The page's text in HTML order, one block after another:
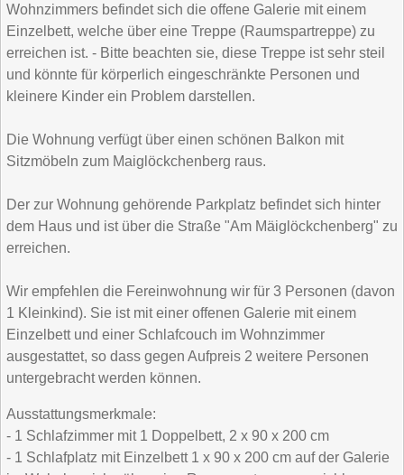
Wohnzimmers befindet sich die offene Galerie mit einem
Einzelbett, welche über eine Treppe (Raumspartreppe) zu
erreichen ist. - Bitte beachten sie, diese Treppe ist sehr steil
und könnte für körperlich eingeschränkte Personen und
kleinere Kinder ein Problem darstellen.
Die Wohnung verfügt über einen schönen Balkon mit
Sitzmöbeln zum Maiglöckchenberg raus.
Der zur Wohnung gehörende Parkplatz befindet sich hinter
dem Haus und ist über die Straße "Am Mäiglöckchenberg" zu
erreichen.
Wir empfehlen die Fereinwohnung wir für 3 Personen (davon
1 Kleinkind). Sie ist mit einer offenen Galerie mit einem
Einzelbett und einer Schlafcouch im Wohnzimmer
ausgestattet, so dass gegen Aufpreis 2 weitere Personen
untergebracht werden können.
Ausstattungsmerkmale:
- 1 Schlafzimmer mit 1 Doppelbett, 2 x 90 x 200 cm
- 1 Schlafplatz mit Einzelbett 1 x 90 x 200 cm auf der Galerie